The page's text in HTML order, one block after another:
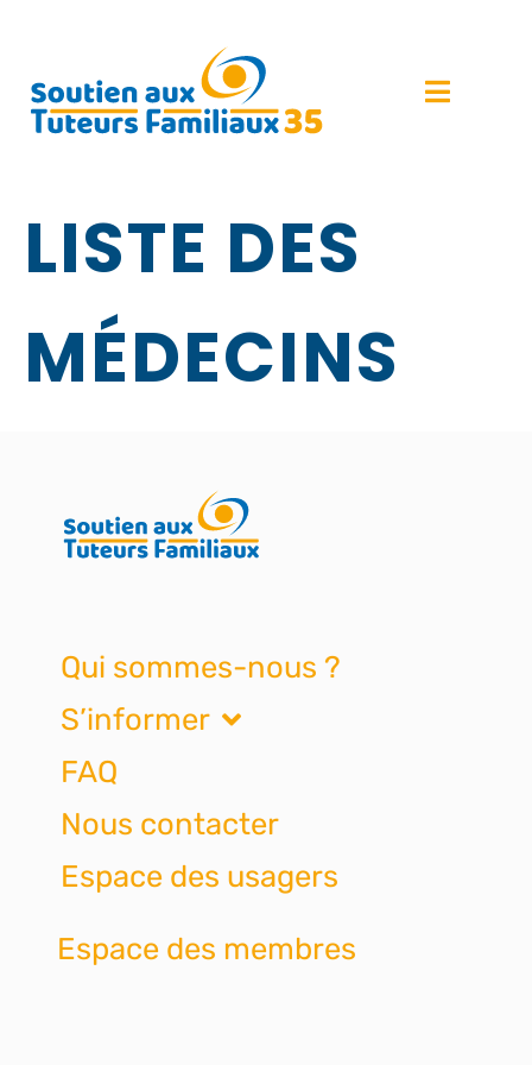
LISTE DES
MÉDECINS
Qui sommes-nous ?
S’informer
FAQ
Nous contacter
Espace des usagers
Espace des membres